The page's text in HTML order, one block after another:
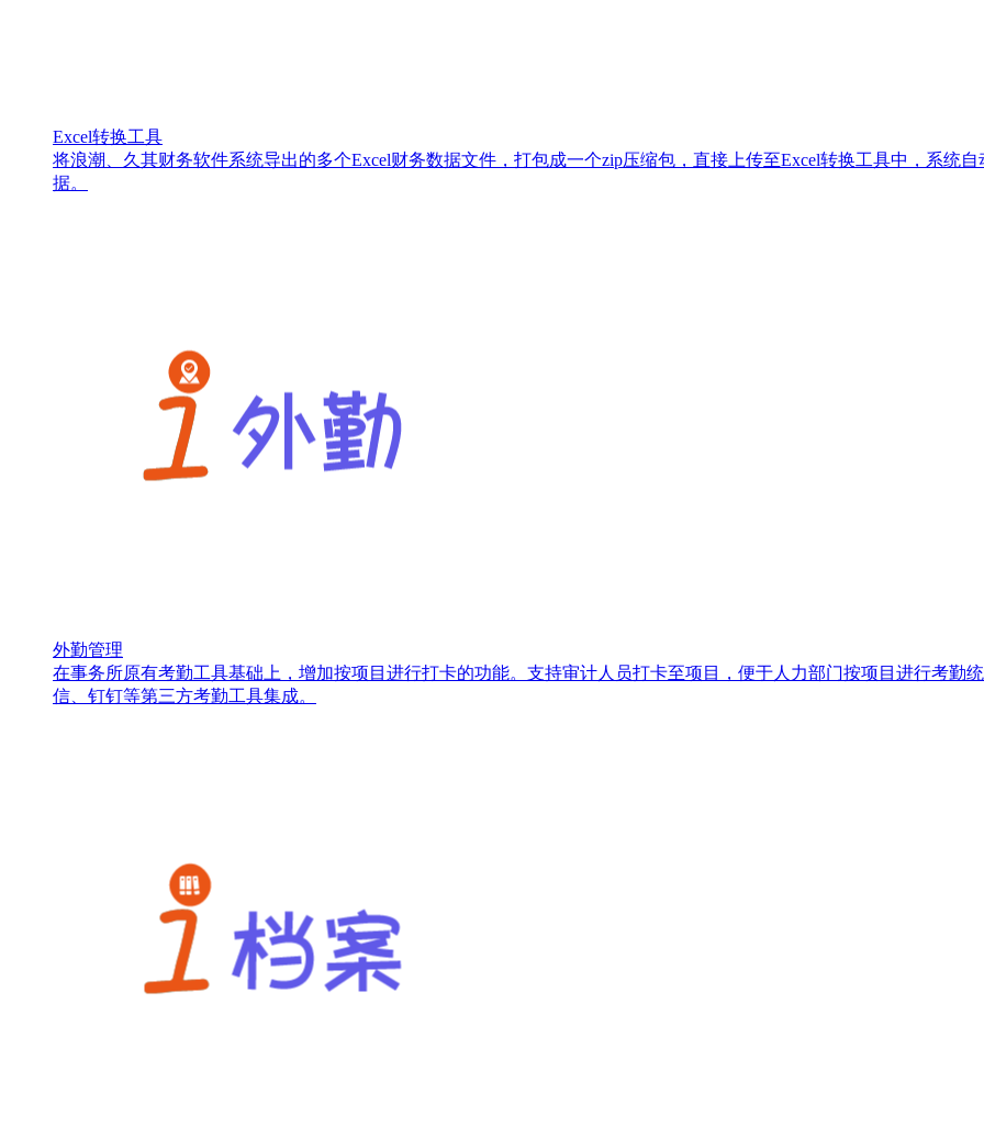
Excel转换工具
将浪潮、久其财务软件系统导出的多个Excel财务数据文件，打包成一个zip压缩包，直接上传至Excel转换工具中，系统
据。
外勤管理
在事务所原有考勤工具基础上，增加按项目进行打卡的功能。支持审计人员打卡至项目，便于人力部门按项目进行考勤
信、钉钉等第三方考勤工具集成。